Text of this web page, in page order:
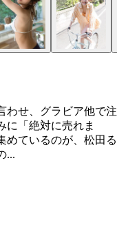
わせ、グラビア他で注
に「絶対に売れま
めているのが、松田る
...